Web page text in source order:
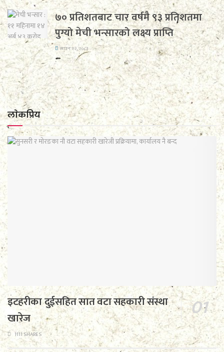
७० प्रतिशतबाट चार वर्षमै ९३ प्रतिशतमा
पुग्यो मेची भन्सारको लक्ष्य प्राप्ति
साउन २२, २०८३
लाेकप्रिय
इटहरीका दुईसहित सात वटा सहकारी संस्था
खारेज
1111 SHARES